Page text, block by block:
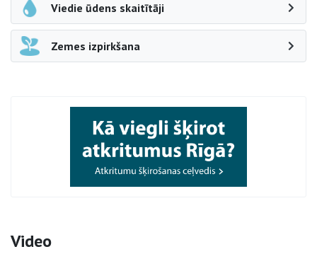
Viedie ūdens skaitītāji
Zemes izpirkšana
Video